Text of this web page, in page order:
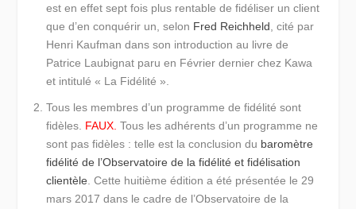
est en effet sept fois plus rentable de fidéliser un client
que d’en conquérir un, selon Fred Reichheld , cité par
Henri Kaufman dans son introduction au livre de
Patrice Laubignat paru en Février dernier chez Kawa
et intitulé « La Fidélité ».
Tous les membres d’un programme de fidélité sont
fidèles. FAUX. Tous les adhérents d’un programme ne
sont pas fidèles : telle est la conclusion du baromètre
fidélité de l’Observatoire de la fidélité et fidélisation
clientèle . Cette huitième édition a été présentée le 29
mars 2017 dans le cadre de l’Observatoire de la